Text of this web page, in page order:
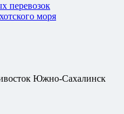
перевозок
моря
Южно-Сахалинск